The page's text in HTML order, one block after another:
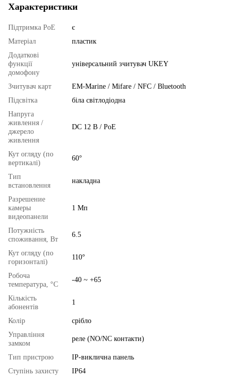
Характеристики
Підтримка PoE
є
Матеріал
пластик
Додаткові
функції
домофону
універсальний зчитувач UKEY
Зчитувач карт
EM-Marine / Mifare / NFC / Bluetooth
Підсвітка
біла світлодіодна
Напруга
живлення /
джерело
живлення
DC 12 В / PoE
Кут огляду (по
вертикалі)
60°
Тип
встановлення
накладна
Разрешение
камеры
видеопанели
1 Мп
Потужність
споживання, Вт
6.5
Кут огляду (по
горизонталі)
110°
Робоча
температура, °C
-40 ~ +65
Кількість
абонентів
1
Колір
срібло
Управління
замком
реле (NO/NC контакти)
Тип пристрою
IP-виклична панель
Ступінь захисту
IP64